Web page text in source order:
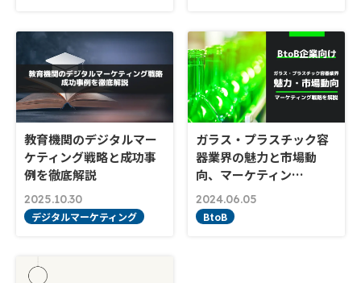
教育機関のデジタルマー
ケティング戦略と成功事
例を徹底解説
2025.10.30
デジタルマーケティング
ガラス・プラスチック容
器業界の魅力と市場動
向、マーケティン…
2024.06.05
BtoB